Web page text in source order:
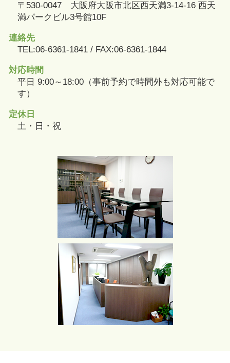
〒530-0047 大阪府大阪市北区西天満3-14-16 西天
満パークビル3号館10F
連絡先
TEL:06-6361-1841 / FAX:06-6361-1844
対応時間
平日 9:00～18:00（事前予約で時間外も対応可能で
す）
定休日
土・日・祝